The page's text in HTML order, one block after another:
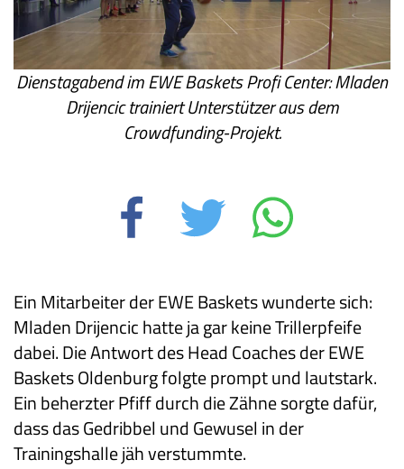
abspielen
Dienstagabend im EWE Baskets Profi Center: Mladen
Drijencic trainiert Unterstützer aus dem
Crowdfunding-Projekt.
Ein Mitarbeiter der EWE Baskets wunderte sich:
Mladen Drijencic hatte ja gar keine Trillerpfeife
dabei. Die Antwort des Head Coaches der EWE
Baskets Oldenburg folgte prompt und lautstark.
Ein beherzter Pfiff durch die Zähne sorgte dafür,
dass das Gedribbel und Gewusel in der
Trainingshalle jäh verstummte.